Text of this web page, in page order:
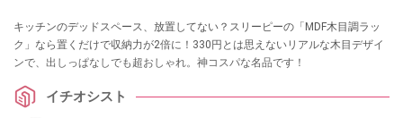
キッチンのデッドスペース、放置してない？スリーピーの「MDF木目調ラッ
ク」なら置くだけで収納力が2倍に！330円とは思えないリアルな木目デザイ
ンで、出しっぱなしでも超おしゃれ。神コスパな名品です！
イチオシスト